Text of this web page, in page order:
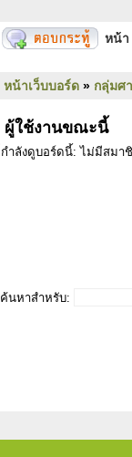
หน้า
หน้าเว็บบอร์ด » กลุ่มศ
ผู้ใช้งานขณะนี้
กำลังดูบอร์ดนี้: ไม่มีสมา
ค้นหาสำหรับ: